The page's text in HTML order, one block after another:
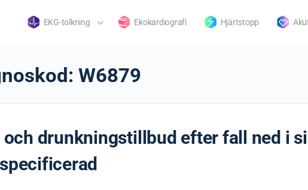
EKG-tolkning Ekokardiografi Hjärtstopp
W6879
och drunkningstillbud efter fall ned i